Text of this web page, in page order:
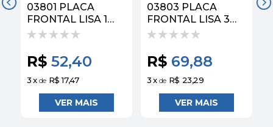
03801 PLACA
FRONTAL LISA 1
MODULO L=
R$ 52,40
3x de R$ 17,47
03803 PLACA
FRONTAL LISA 3
MODULO L=
R$ 69,88
3x de R$ 23,29